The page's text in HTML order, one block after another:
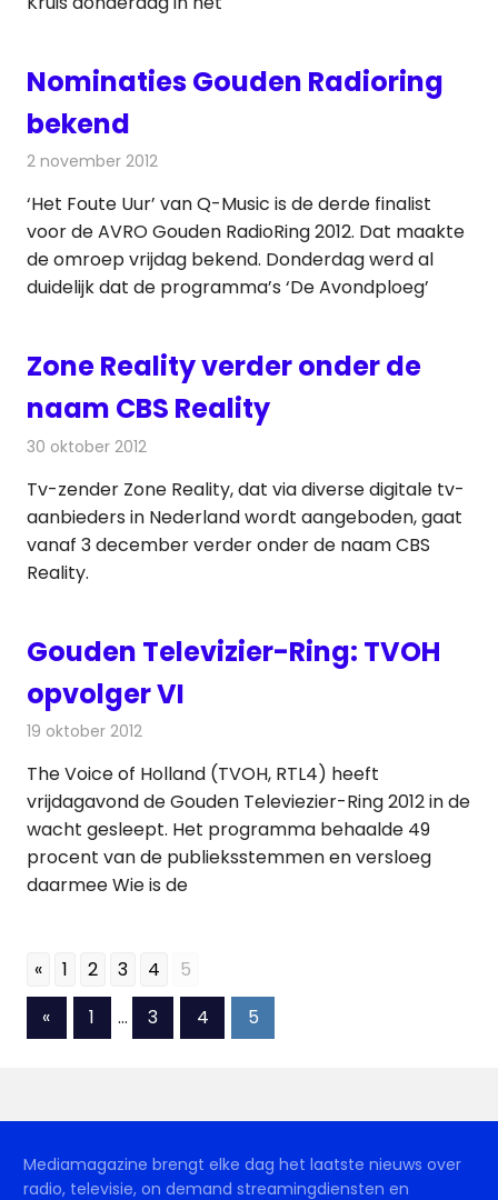
Nominaties Gouden Radioring
bekend
2 november 2012
‘Het Foute Uur’ van Q-Music is de derde finalist
voor de AVRO Gouden RadioRing 2012. Dat maakte
de omroep vrijdag bekend. Donderdag werd al
duidelijk dat de programma’s ‘De Avondploeg’
Zone Reality verder onder de
naam CBS Reality
30 oktober 2012
Tv-zender Zone Reality, dat via diverse digitale tv-
aanbieders in Nederland wordt aangeboden, gaat
vanaf 3 december verder onder de naam CBS
Reality.
Gouden Televizier-Ring: TVOH
opvolger VI
19 oktober 2012
The Voice of Holland (TVOH, RTL4) heeft
vrijdagavond de Gouden Televiezier-Ring 2012 in de
wacht gesleept. Het programma behaalde 49
procent van de publieksstemmen en versloeg
daarmee Wie is de
« 1 2 3 4 5
Berichten
«Vorige
berichten
1 … 3 4 5
Mediamagazine brengt elke dag het laatste nieuws over
radio, televisie, on demand streamingdiensten en